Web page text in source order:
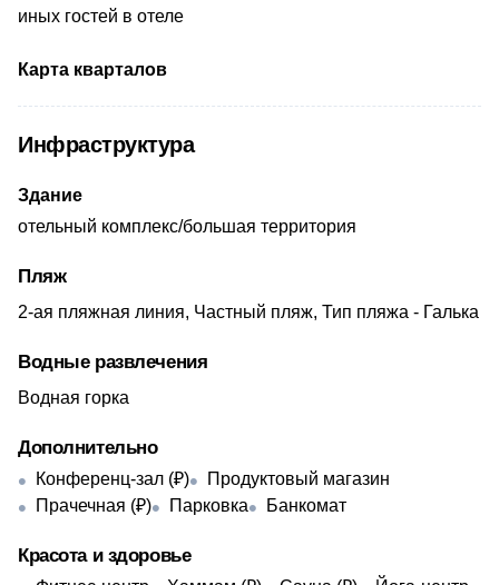
иных гостей в отеле
Карта кварталов
Инфраструктура
Здание
отельный комплекс/большая территория
Пляж
2-ая пляжная линия, Частный пляж, Тип пляжа - Галька
Водные развлечения
Водная горка
Дополнительно
Конференц-зал (₽)
Продуктовый магазин
Прачечная (₽)
Парковка Банкомат
Красота и здоровье